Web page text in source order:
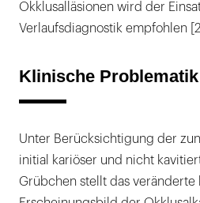
Okklusalläsionen wird der
Verlaufsdiagnostik empfohlen
Klinische Problematik
Unter Berücksichtigung der
initial kariöser und nicht
Grübchen stellt das veränderte